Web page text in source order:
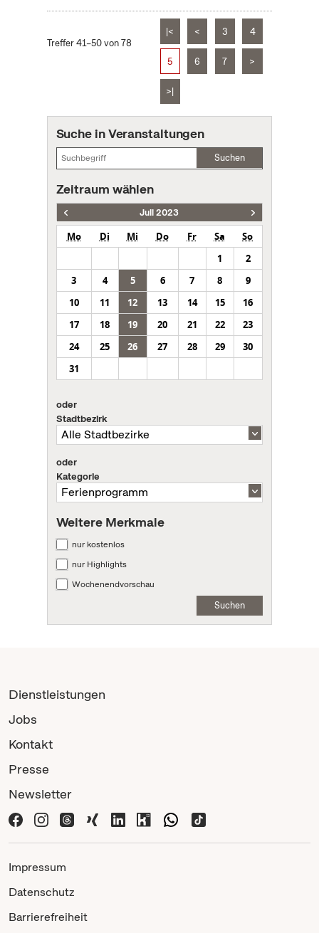
Treffer 41–50 von 78
|< < 3 4
5 6 7 >
>|
Suche in Veranstaltungen
Suchen
Zeitraum wählen
Juli 2023
Mo Di Mi Do Fr Sa
So
1
2
3
4 5 6 7 8
9
10
11 12 13 14 15
16
17
18 19 20 21 22
23
24
25 26 27 28 29
30
31
oder
Stadtbezirk
oder
Kategorie
Weitere Merkmale
nur kostenlos
nur Highlights
Wochenendvorschau
Suchen
Dienstleistungen
Jobs
Kontakt
Presse
Newsletter
Impressum
Datenschutz
Barrierefreiheit